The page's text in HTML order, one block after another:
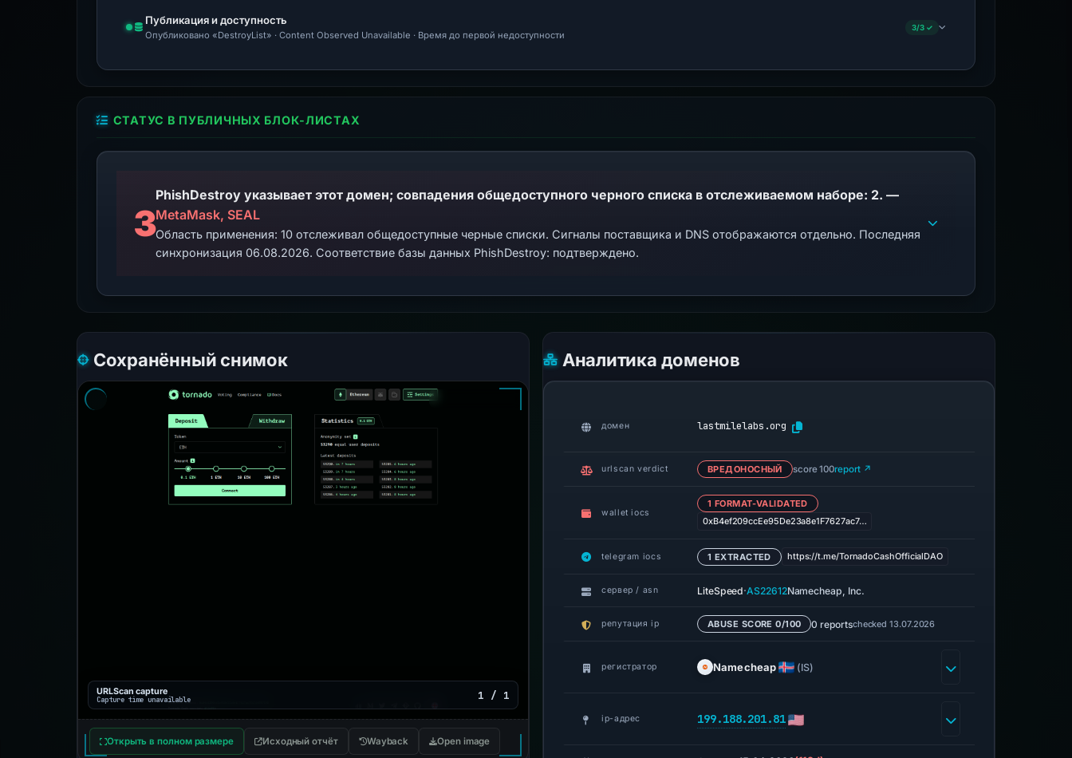
Публикация и доступность
Опубликовано «DestroyList» · Content Observed Unavailable · Время до первой недоступности
3/3 ✓
СТАТУС В ПУБЛИЧНЫХ БЛОК-ЛИСТАХ
3
PhishDestroy указывает этот домен; совпадения общедоступного черного списка в отслеживаемом наборе: 2. —
MetaMask, SEAL
Область применения: 10 отслеживал общедоступные черные списки. Сигналы поставщика и DNS отображаются отдельно. Последняя
синхронизация 06.08.2026. Соответствие базы данных PhishDestroy: подтверждено.
Сохранённый снимок
URLScan capture
Capture time unavailable 1 / 1
Открыть в полном размере Исходный отчёт Wayback Open image
Аналитика доменов
домен lastmilelabs.org
urlscan verdict ВРЕДОНОСНЫЙ score 100report ↗
wallet iocs
1 FORMAT-VALIDATED
0xB4ef209ccEe95De23a8e1F7627ac7…
telegram iocs 1 EXTRACTED https://t.me/TornadoCashOfficialDAO
сервер / asn LiteSpeed·AS22612Namecheap, Inc.
репутация ip ABUSE SCORE 0/100 0 reportschecked 13.07.2026
регистратор Namecheap (IS)
ip-адрес 199.188.201.81